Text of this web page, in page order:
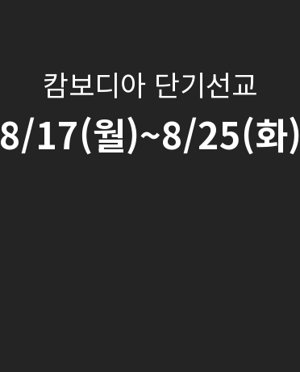
캄보디아 단기선교
8/17(월)~8/25(화)